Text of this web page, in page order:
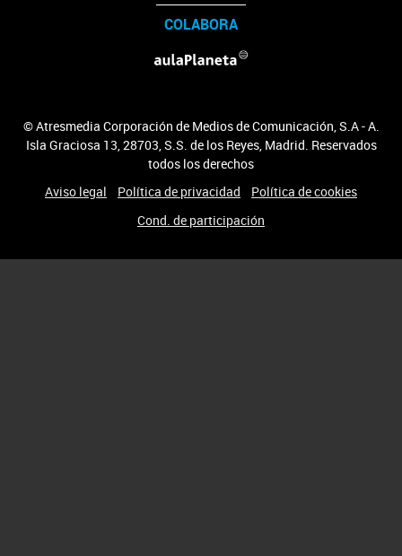
COLABORA
© Atresmedia Corporación de Medios de Comunicación, S.A - A.
Isla Graciosa 13, 28703, S.S. de los Reyes, Madrid. Reservados
todos los derechos
Aviso legal
Política de privacidad
Política de cookies
Cond. de participación